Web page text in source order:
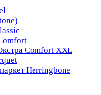
Comfort XXL
Herringbone